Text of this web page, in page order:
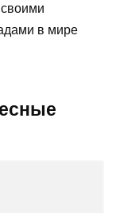
в мире